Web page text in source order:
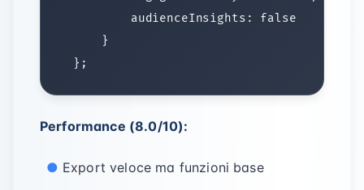
Performance (8.0/10):
Export veloce ma funzioni base